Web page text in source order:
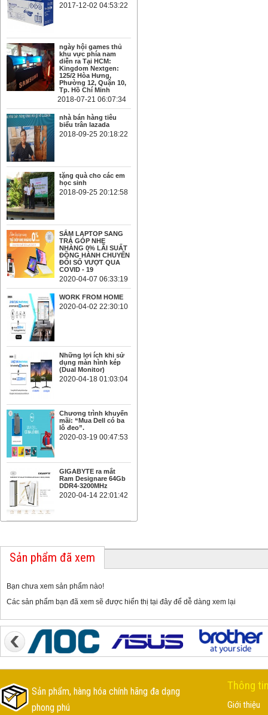
2017-12-02 04:53:22
ngày hội games thủ
khu vực phía nam
diễn ra Tại HCM:
Kingdom Nextgen:
125/2 Hòa Hưng,
Phường 12, Quận 10,
Tp. Hồ Chí Minh
2018-07-21 06:07:34
nhà bán hàng tiêu
biểu trân lazada
2018-09-25 20:18:22
tặng quà cho các em
học sinh
2018-09-25 20:12:58
SẮM LAPTOP SANG
TRẢ GÓP NHẸ
NHÀNG 0% LÃI SUẤT
ĐỒNG HÀNH CHUYỂN
ĐỔI SỐ VƯỢT QUA
COVID - 19
2020-04-07 06:33:19
WORK FROM HOME
2020-04-02 22:30:10
Những lợi ích khi sử
dụng màn hình kép
(Dual Monitor)
2020-04-18 01:03:04
Chương trình khuyến
mãi: “Mua Dell có ba
lô đeo”.
2020-03-19 00:47:53
GIGABYTE ra mắt
Ram Designare 64Gb
DDR4-3200MHz
2020-04-14 22:01:42
Sản phẩm đã xem
Bạn chưa xem sản phẩm nào!
Các sản phẩm bạn đã xem sẽ được hiển thị tại đây để dễ dàng xem lại
Sản phẩm, hàng hóa chính hãng đa dạng
phong phú
Thông
Giới thiệu